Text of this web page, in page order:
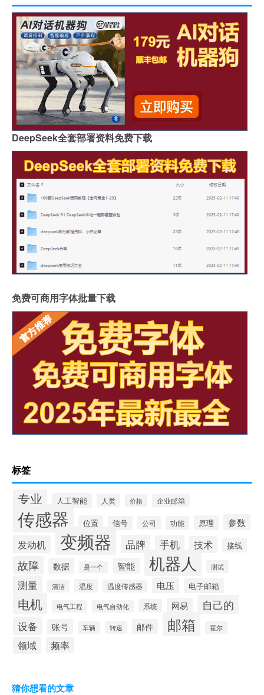
DeepSeek全套部署资料免费下载
免费可商用字体批量下载
标签
专业 人工智能 人类 价格 企业邮箱
传感器 位置 信号 公司 功能 原理 参数
发动机 变频器 品牌 手机 技术 接线
故障 数据 是一个 智能 机器人 测试
测量 清洁 温度 温度传感器 电压 电子邮箱
电机 电气工程 电气自动化 系统 网易 自己的
设备 账号 车辆 转速 邮件 邮箱 霍尔
领域 频率
猜你想看的文章